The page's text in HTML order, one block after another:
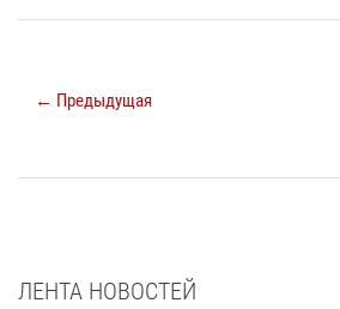
← Предыдущая
ЛЕНТА НОВОСТЕЙ